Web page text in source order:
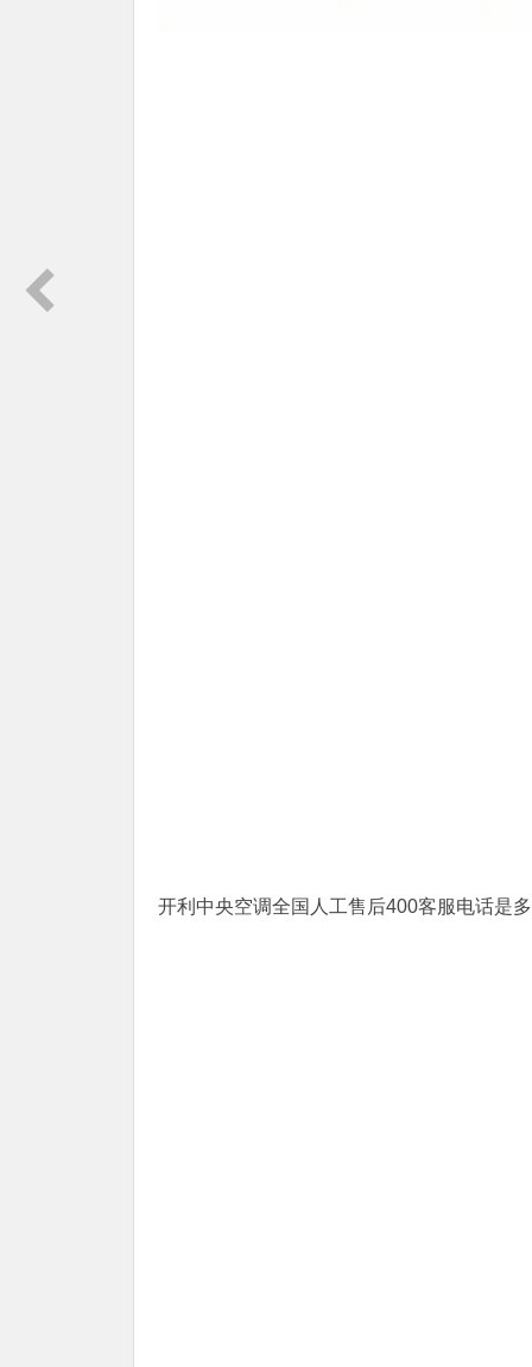
开利中央空调全国人工售后400客服电话是